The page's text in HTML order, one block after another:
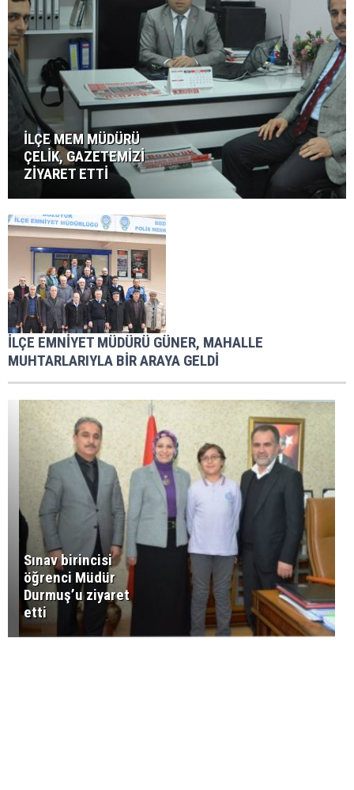
İLÇE MEM MÜDÜRÜ
ÇELİK, GAZETEMİZİ
ZİYARET ETTİ
İLÇE EMNİYET MÜDÜRÜ GÜNER, MAHALLE
MUHTARLARIYLA BİR ARAYA GELDİ
Sınav birincisi
öğrenci Müdür
Durmuş’u ziyaret
etti